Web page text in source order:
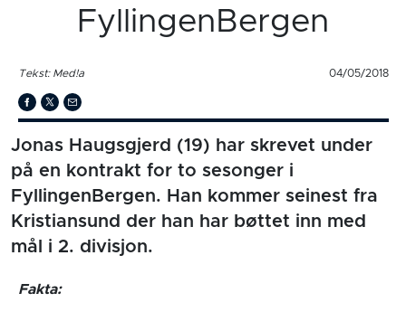
FyllingenBergen
Tekst: Med!a 04/05/2018
Jonas Haugsgjerd (19) har skrevet under
på en kontrakt for to sesonger i
FyllingenBergen. Han kommer seinest fra
Kristiansund der han har bøttet inn med
mål i 2. divisjon.
Fakta: